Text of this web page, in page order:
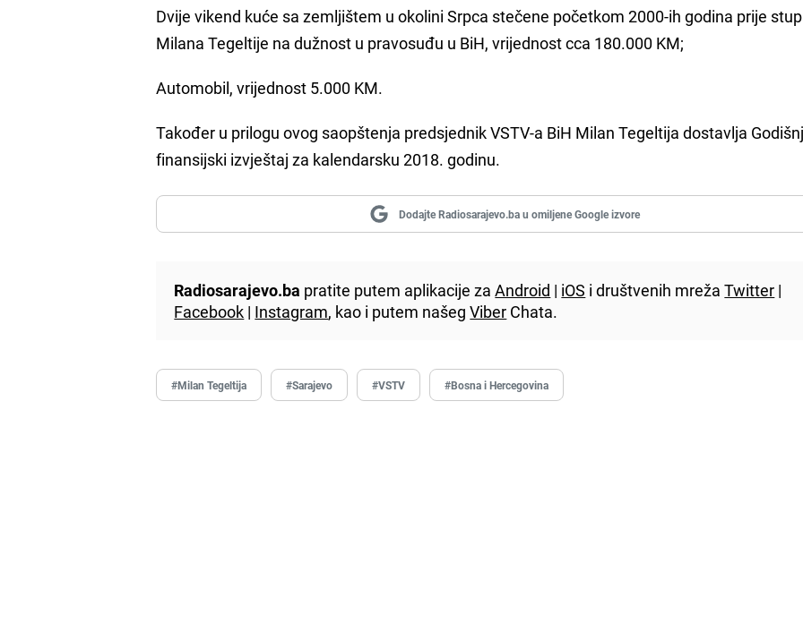
Dvije vikend kuće sa zemljištem u okolini Srpca stečene početkom 2000-ih godina prije
Milana Tegeltije na dužnost u pravosuđu u BiH, vrijednost cca 180.000 KM;
Automobil, vrijednost 5.000 KM.
Također u prilogu ovog saopštenja predsjednik VSTV-a BiH Milan Tegeltija dostavlja
finansijski izvještaj za kalendarsku 2018. godinu.
Dodajte Radiosarajevo.ba u omiljene Google izvore
Radiosarajevo.ba pratite putem aplikacije zaAndroid | iOS i društvenih mrežaTwitter |
Facebook | Instagram, kao i putem našegViber Chata.
#Milan Tegeltija #Sarajevo #VSTV #Bosna i Hercegovina